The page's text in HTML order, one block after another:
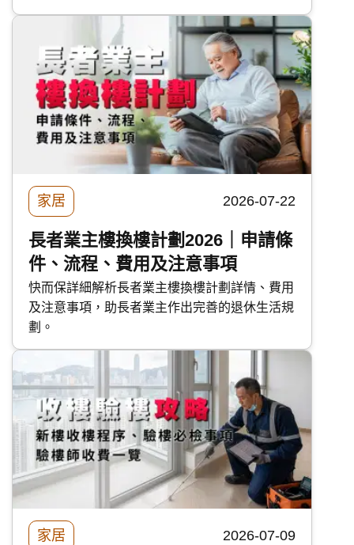
保障範圍。
家居 2026-07-22
長者業主樓換樓計劃2026｜申請條
件、流程、費用及注意事項
快而保詳細解析長者業主樓換樓計劃詳情、費用
及注意事項，助長者業主作出完善的退休生活規
劃。
家居 2026-07-09